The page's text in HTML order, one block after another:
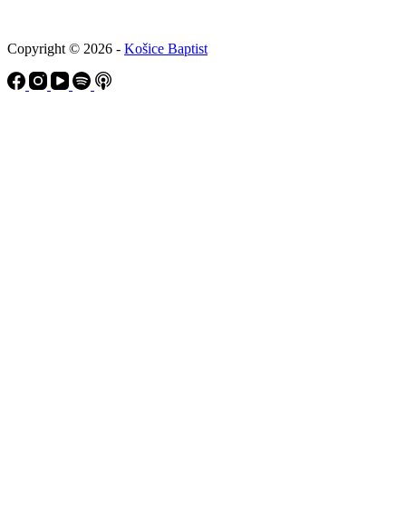
Copyright © 2026 - Košice Baptist